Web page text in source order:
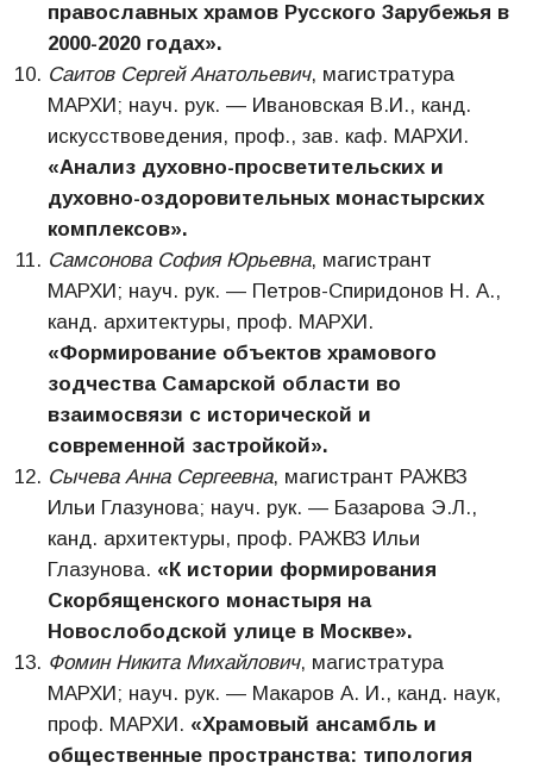
православных храмов Русского Зарубежья в
2000-2020 годах».
Саитов Сергей Анатольевич, магистратура
МАРХИ; науч. рук. — Ивановская В.И., канд.
искусствоведения, проф., зав. каф. МАРХИ.
«Анализ духовно-просветительских и
духовно-оздоровительных монастырских
комплексов».
Самсонова София Юрьевна, магистрант
МАРХИ; науч. рук. — Петров-Спиридонов Н. А.,
канд. архитектуры, проф. МАРХИ.
«Формирование объектов храмового
зодчества Самарской области во
взаимосвязи с исторической и
современной застройкой».
Сычева Анна Сергеевна, магистрант РАЖВЗ
Ильи Глазунова; науч. рук. — Базарова Э.Л.,
канд. архитектуры, проф. РАЖВЗ Ильи
Глазунова. «К истории формирования
Скорбященского монастыря на
Новослободской улице в Москве».
Фомин Никита Михайлович, магистратура
МАРХИ; науч. рук. — Макаров А. И., канд. наук,
проф. МАРХИ. «Храмовый ансамбль и
общественные пространства: типология